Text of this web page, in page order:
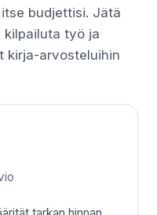
budjettisi. Jätä
kilpailuta työ ja
kirja-arvosteluihin